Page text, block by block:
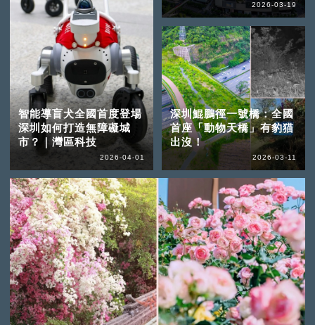
智能導盲犬全國首度登場
深圳如何打造無障礙城
市？｜灣區科技
2026-04-01
2026-03-19
深圳鯤鵬徑一號橋：全國
首座「動物天橋」有豹猫
出沒！
2026-03-11